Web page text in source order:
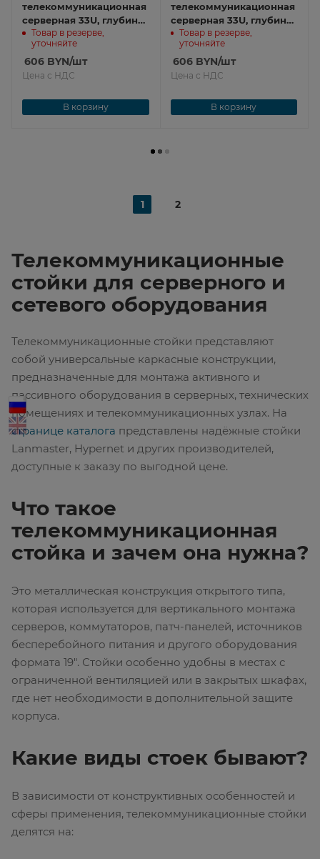
телекоммуникационная
серверная 33U, глубина
1000 мм, цвет черный
СТК-С-33.2.1000-9005
Товар в резерве,
уточняйте
606 BYN/шт
Цена с НДС
В корзину
телекоммуникационная
серверная 33U, глубина
1000 мм СТК-С-33.2.1000
Товар в резерве,
уточняйте
606BYN/шт
Цена с НДС
В корзину
1 2
Телекоммуникационные
стойки для серверного и
сетевого оборудования
Телекоммуникационные стойки представляют
собой универсальные каркасные конструкции,
предназначенные для монтажа активного и
пассивного оборудования в серверных, технических
помещениях и телекоммуникационных узлах. На
странице каталога представлены надёжные стойки
Lanmaster, Hypernet и других производителей,
доступные к заказу по выгодной цене.
Что такое
телекоммуникационная
стойка и зачем она нужна?
Это металлическая конструкция открытого типа,
которая используется для вертикального монтажа
серверов, коммутаторов, патч-панелей, источников
бесперебойного питания и другого оборудования
формата 19". Стойки особенно удобны в местах с
ограниченной вентиляцией или в закрытых шкафах,
где нет необходимости в дополнительной защите
корпуса.
Какие виды стоек бывают?
В зависимости от конструктивных особенностей и
сферы применения, телекоммуникационные стойки
делятся на: